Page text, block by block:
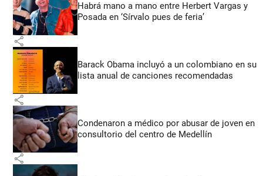
Habrá mano a mano entre Herbert Vargas y
Posada en ‘Sírvalo pues de feria’
share
Barack Obama incluyó a un colombiano en su
lista anual de canciones recomendadas
share
Condenaron a médico por abusar de joven en
consultorio del centro de Medellín
share